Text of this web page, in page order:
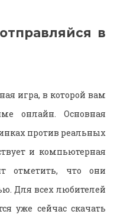
в
игра, в которой вам
онлайн. Основная
против реальных
и компьютерная
отметить, что они
Для всех любителей
уже сейчас скачать